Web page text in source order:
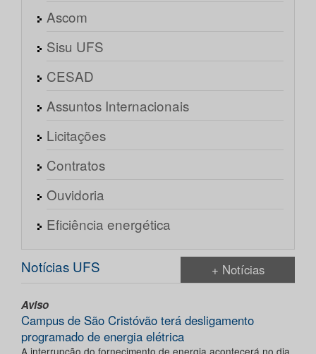
Ascom
Sisu UFS
CESAD
Assuntos Internacionais
Licitações
Contratos
Ouvidoria
Eficiência energética
Notícias UFS + Notícias
Aviso
Campus de São Cristóvão terá desligamento
programado de energia elétrica
A interrupção do fornecimento de energia acontecerá no dia